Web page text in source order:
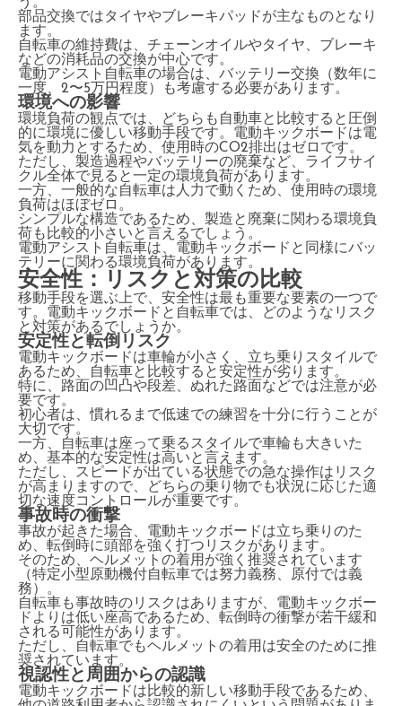
部品交換ではタイヤやブレーキパッドが主なものとなり
ます。
自転車の維持費は、チェーンオイルやタイヤ、ブレーキ
などの消耗品の交換が中心です。
電動アシスト自転車の場合は、バッテリー交換（数年に
一度、2〜5万円程度）も考慮する必要があります。
環境への影響
環境負荷の観点では、どちらも自動車と比較すると圧倒
的に環境に優しい移動手段です。電動キックボードは電
気を動力とするため、使用時のCO2排出はゼロです。
ただし、製造過程やバッテリーの廃棄など、ライフサイ
クル全体で見ると一定の環境負荷があります。
一方、一般的な自転車は人力で動くため、使用時の環境
負荷はほぼゼロ。
シンプルな構造であるため、製造と廃棄に関わる環境負
荷も比較的小さいと言えるでしょう。
電動アシスト自転車は、電動キックボードと同様にバッ
テリーに関わる環境負荷があります。
安全性：リスクと対策の比較
移動手段を選ぶ上で、安全性は最も重要な要素の一つで
す。電動キックボードと自転車では、どのようなリスク
と対策があるでしょうか。
安定性と転倒リスク
電動キックボードは車輪が小さく、立ち乗りスタイルで
あるため、自転車と比較すると安定性が劣ります。
特に、路面の凹凸や段差、ぬれた路面などでは注意が必
要です。
初心者は、慣れるまで低速での練習を十分に行うことが
大切です。
一方、自転車は座って乗るスタイルで車輪も大きいた
め、基本的な安定性は高いと言えます。
ただし、スピードが出ている状態での急な操作はリスク
が高まりますので、どちらの乗り物でも状況に応じた適
切な速度コントロールが重要です。
事故時の衝撃
事故が起きた場合、電動キックボードは立ち乗りのた
め、転倒時に頭部を強く打つリスクがあります。
そのため、ヘルメットの着用が強く推奨されています
（特定小型原動機付自転車では努力義務、原付では義
務）。
自転車も事故時のリスクはありますが、電動キックボー
ドよりは低い座高であるため、転倒時の衝撃が若干緩和
される可能性があります。
ただし、自転車でもヘルメットの着用は安全のために推
奨されています。
視認性と周囲からの認識
電動キックボードは比較的新しい移動手段であるため、